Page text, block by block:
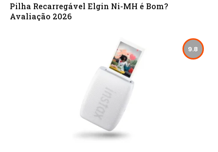
Pilha Recarregável Elgin Ni-MH é Bom?
Avaliação 2026
9.8